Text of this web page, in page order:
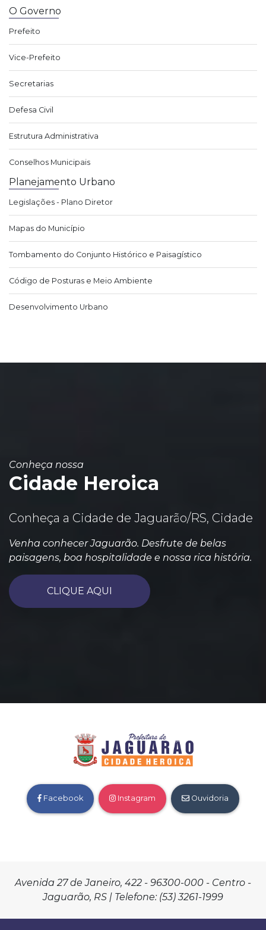
O Governo
Prefeito
Vice-Prefeito
Secretarias
Defesa Civil
Estrutura Administrativa
Conselhos Municipais
Planejamento Urbano
Legislações - Plano Diretor
Mapas do Município
Tombamento do Conjunto Histórico e Paisagístico
Código de Posturas e Meio Ambiente
Desenvolvimento Urbano
Conheça nossa
Cidade Heroica
Conheça a Cidade de Jaguarão/RS, Cidade
Venha conhecer Jaguarão. Desfrute de belas
paisagens, boa hospitalidade e nossa rica história.
CLIQUE AQUI
Facebook Instagram Ouvidoria
Avenida 27 de Janeiro, 422 - 96300-000 - Centro -
Jaguarão, RS | Telefone: (53) 3261-1999